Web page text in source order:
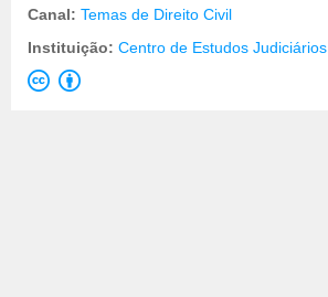
Canal: Temas de Direito Civil
Instituição: Centro de Estudos Judiciários